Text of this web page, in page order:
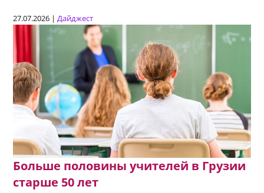
27.07.2026 |Дайджест
Больше половины учителей в Грузии
старше 50 лет